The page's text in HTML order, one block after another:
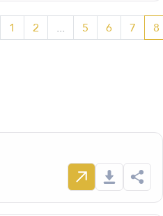
1 2 ... 5 6 7 8